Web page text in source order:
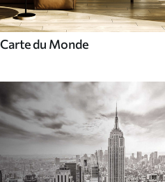
Carte du Monde